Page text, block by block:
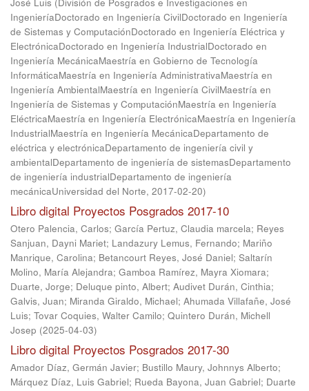
IngenieríaDoctorado en Ingeniería CivilDoctorado en Ingeniería
de Sistemas y ComputaciónDoctorado en Ingeniería Eléctrica y
ElectrónicaDoctorado en Ingeniería IndustrialDoctorado en
Ingeniería MecánicaMaestría en Gobierno de Tecnología
InformáticaMaestría en Ingeniería AdministrativaMaestría en
Ingeniería AmbientalMaestría en Ingeniería CivilMaestría en
Ingeniería de Sistemas y ComputaciónMaestría en Ingeniería
EléctricaMaestría en Ingeniería ElectrónicaMaestría en Ingeniería
IndustrialMaestría en Ingeniería MecánicaDepartamento de
eléctrica y electrónicaDepartamento de ingeniería civil y
ambientalDepartamento de ingeniería de sistemasDepartamento
de ingeniería industrialDepartamento de ingeniería
mecánicaUniversidad del Norte, 2017-02-20)
Libro digital Proyectos Posgrados 2017-10
Otero Palencia, Carlos; García Pertuz, Claudia marcela; Reyes
Sanjuan, Dayni Mariet; Landazury Lemus, Fernando; Mariño
Manrique, Carolina; Betancourt Reyes, José Daniel; Saltarín
Molino, María Alejandra; Gamboa Ramírez, Mayra Xiomara;
Duarte, Jorge; Deluque pinto, Albert; Audivet Durán, Cinthia;
Galvis, Juan; Miranda Giraldo, Michael; Ahumada Villafañe, José
Luis; Tovar Coquies, Walter Camilo; Quintero Durán, Michell
Josep (2025-04-03)
Libro digital Proyectos Posgrados 2017-30
Amador Díaz, Germán Javier; Bustillo Maury, Johnnys Alberto;
Márquez Díaz, Luis Gabriel; Rueda Bayona, Juan Gabriel; Duarte